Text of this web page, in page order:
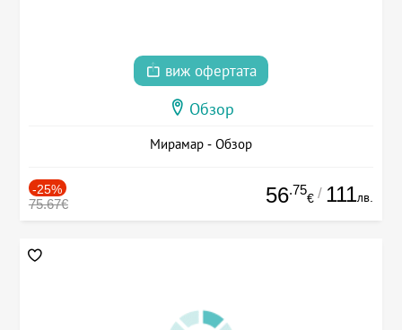
виж офертата
Обзор
Мирамар - Обзор
-25%
75.67€ 56.75
€ / 111лв.